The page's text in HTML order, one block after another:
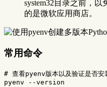
system32目录之前，
的是微软应用商店。
常用命令
# 查看pyenv版本以及验证是否安
pyenv
--version